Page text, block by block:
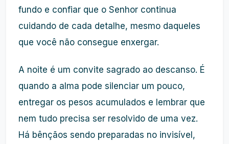
fundo e confiar que o Senhor continua
cuidando de cada detalhe, mesmo daqueles
que você não consegue enxergar.
A noite é um convite sagrado ao descanso. É
quando a alma pode silenciar um pouco,
entregar os pesos acumulados e lembrar que
nem tudo precisa ser resolvido de uma vez.
Há bênçãos sendo preparadas no invisível,